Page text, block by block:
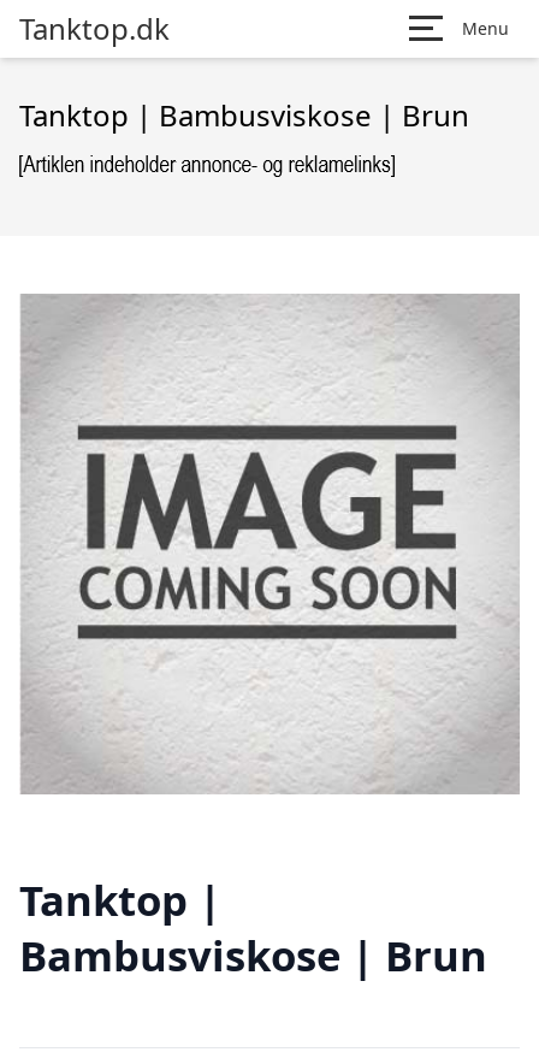
Tanktop.dk Menu
Tanktop | Bambusviskose | Brun
Tanktop |
Bambusviskose | Brun